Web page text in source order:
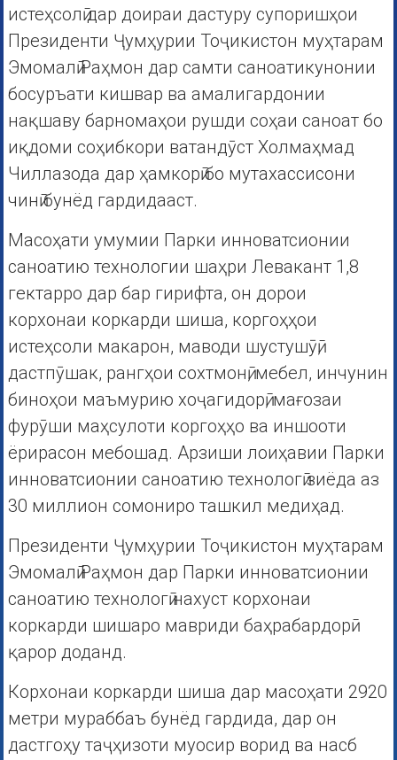
истеҳсолӣ дар доираи дастуру супоришҳои
Президенти Ҷумҳурии Тоҷикистон муҳтарам
Эмомалӣ Раҳмон дар самти саноатикунонии
босуръати кишвар ва амалигардонии
нақшаву барномаҳои рушди соҳаи саноат бо
иқдоми соҳибкори ватандӯст Холмаҳмад
Чиллазода дар ҳамкорӣ бо мутахассисони
чинӣ бунёд гардидааст.
Масоҳати умумии Парки инноватсионии
саноатию технологии шаҳри Левакант 1,8
гектарро дар бар гирифта, он дорои
корхонаи коркарди шиша, коргоҳҳои
истеҳсоли макарон, маводи шустушӯӣ,
дастпӯшак, рангҳои сохтмонӣ, мебел, инчунин
биноҳои маъмурию хоҷагидорӣ, мағозаи
фурӯши маҳсулоти коргоҳҳо ва иншооти
ёрирасон мебошад. Арзиши лоиҳавии Парки
инноватсионии саноатию технологӣ зиёда аз
30 миллион сомониро ташкил медиҳад.
Президенти Ҷумҳурии Тоҷикистон муҳтарам
Эмомалӣ Раҳмон дар Парки инноватсионии
саноатию технологӣ нахуст корхонаи
коркарди шишаро мавриди баҳрабардорӣ
қарор доданд.
Корхонаи коркарди шиша дар масоҳати 2920
метри мураббаъ бунёд гардида, дар он
дастгоҳу таҷҳизоти муосир ворид ва насб